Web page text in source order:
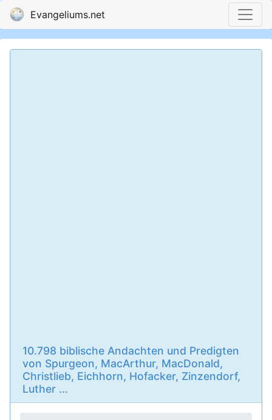
Evangeliums.net
10.798 biblische Andachten und Predigten
von Spurgeon, MacArthur, MacDonald,
Christlieb, Eichhorn, Hofacker, Zinzendorf,
Luther ...